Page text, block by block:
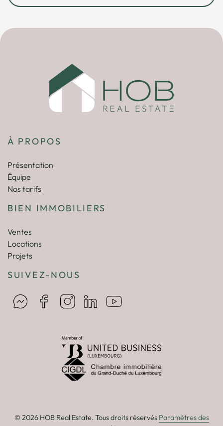
À PROPOS
Présentation
Équipe
Nos tarifs
BIEN IMMOBILIERS
Ventes
Locations
Projets
SUIVEZ-NOUS
© 2026 HOB Real Estate. Tous droits réservés Paramètres des